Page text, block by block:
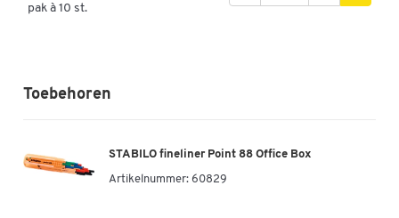
pak à 10 st.
Toebehoren
STABILO fineliner Point 88 Office Box
Artikelnummer: 60829